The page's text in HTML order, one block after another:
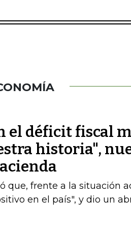
el déficit fiscal
historia",
que, frente a la situación
en el país", y dio un